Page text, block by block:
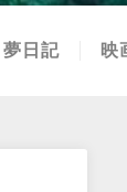
夢日記 映